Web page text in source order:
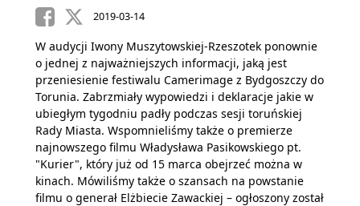
2019-03-14
W audycji Iwony Muszytowskiej-Rzeszotek ponownie
o jednej z najważniejszych informacji, jaką jest
przeniesienie festiwalu Camerimage z Bydgoszczy do
Torunia. Zabrzmiały wypowiedzi i deklaracje jakie w
ubiegłym tygodniu padły podczas sesji toruńskiej
Rady Miasta. Wspomnieliśmy także o premierze
najnowszego filmu Władysława Pasikowskiego pt.
"Kurier", który już od 15 marca obejrzeć można w
kinach. Mówiliśmy także o szansach na powstanie
filmu o generał Elżbiecie Zawackiej – ogłoszony został